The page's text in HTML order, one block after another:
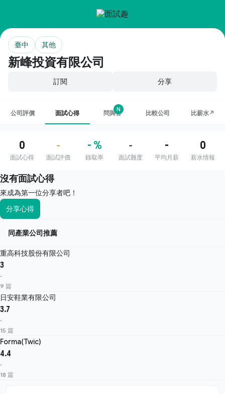
新峰投資有限公司
臺中 其他
訂閱 分享
公司評價 面試心得 問與答
N
比較公司 比薪水↗
0
面試心得
-
面試評價
- %
錄取率
-
面試難度
-
平均月薪
0
薪水情報
沒有面試心得
來成為第一位分享者吧！
分享心得
同產業公司推薦
重高科技股份有限公司
3
·
9 篇
日安鞋業有限公司
3.7
·
15 篇
Forma(Twic)
4.4
·
18 篇